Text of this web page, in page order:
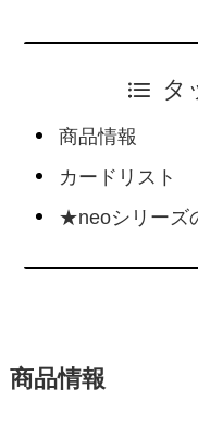
タ
商品情報
カードリスト
★neoシリーズ
商品情報